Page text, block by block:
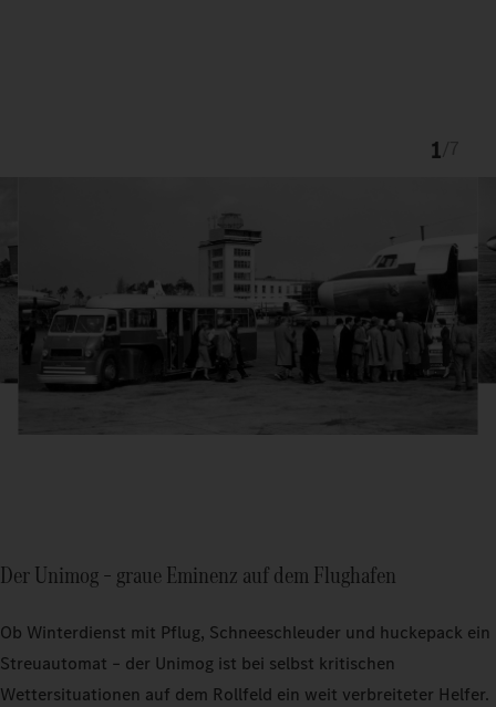
1
Der Unimog – graue Eminenz auf dem Flughafen
Ob Winterdienst mit Pflug, Schneeschleuder und huckepack ein
Streuautomat – der Unimog ist bei selbst kritischen
Wettersituationen auf dem Rollfeld ein weit verbreiteter Helfer.